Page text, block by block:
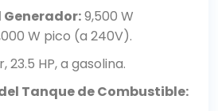
9,500 W
W pico (a 240V).
23.5 HP, a gasolina.
Tanque de Combustible: